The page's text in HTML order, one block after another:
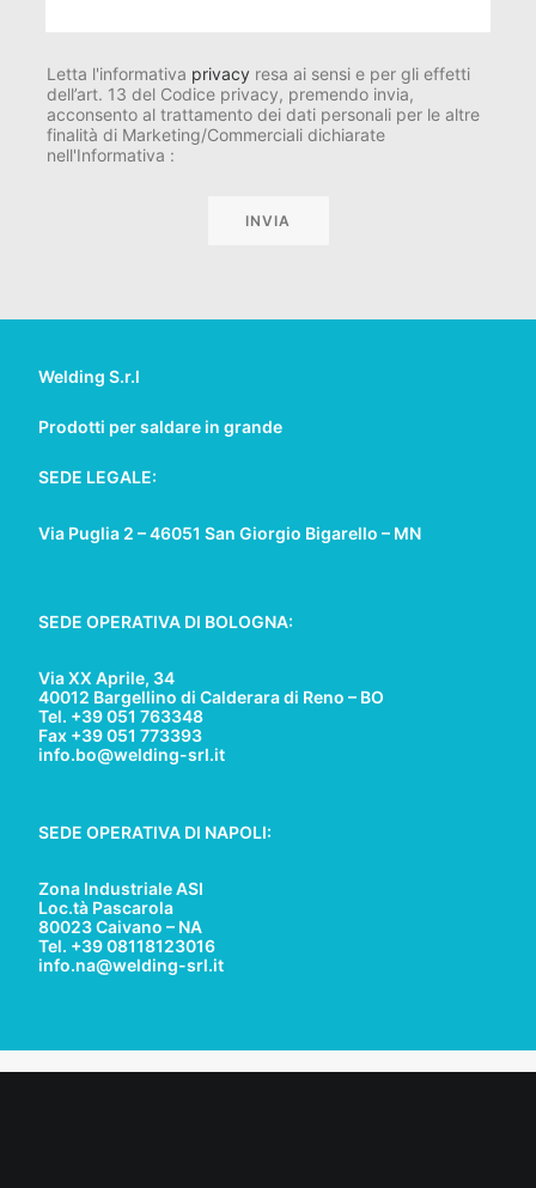
Letta l'informativa privacy resa ai sensi e per gli effetti
dell’art. 13 del Codice privacy, premendo invia,
acconsento al trattamento dei dati personali per le altre
finalità di Marketing/Commerciali dichiarate
nell'Informativa :
Welding S.r.l
Prodotti per saldare in grande
SEDE LEGALE:
Via Puglia 2 – 46051 San Giorgio Bigarello – MN
SEDE OPERATIVA DI BOLOGNA:
Via XX Aprile, 34
40012 Bargellino di Calderara di Reno – BO
Tel. +39 051 763348
Fax +39 051 773393
info.bo@welding-srl.it
SEDE OPERATIVA DI NAPOLI:
Zona Industriale ASI
Loc.tà Pascarola
80023 Caivano – NA
Tel. +39 08118123016
info.na@welding-srl.it